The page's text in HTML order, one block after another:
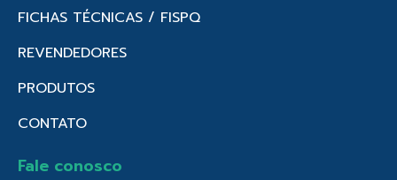
FICHAS TÉCNICAS / FISPQ
REVENDEDORES
PRODUTOS
CONTATO
Fale conosco